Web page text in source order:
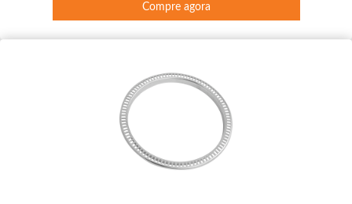
Compre agora